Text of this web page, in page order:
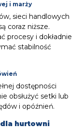
i marży
sieci handlowych
coraz niższe.
procesy i dokładnie
stabilność
dostępności
obsłużyć setki lub
i opóźnień.
dla hurtowni